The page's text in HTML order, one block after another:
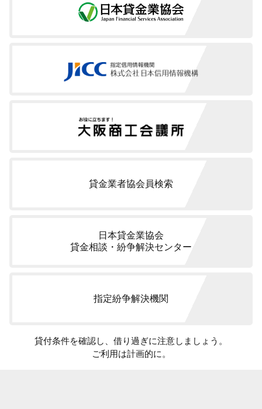
貸金業者協会員検索
日本貸金業協会
貸金相談・紛争解決センター
指定紛争解決機関
貸付条件を確認し、借り過ぎに注意しましょう。
ご利用は計画的に。